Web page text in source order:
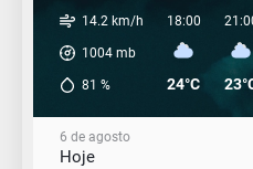
14.2 km/h
1004 mb
81 %
18:00
24°C
6 de agosto
Hoje